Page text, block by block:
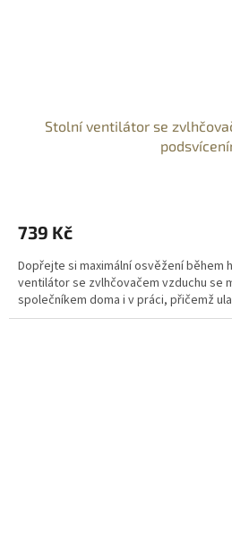
Stolní ventilátor se
739 Kč
Dopřejte si maximální osvěžení během
ventilátor se zvlhčovačem vzduchu se
společníkem doma i v práci, přičemž